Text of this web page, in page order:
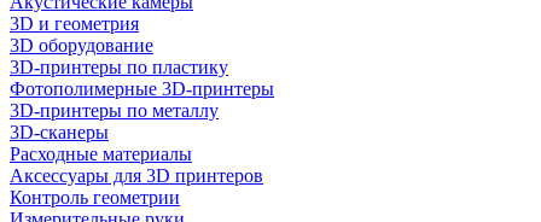
3D и геометрия
3D оборудование
3D-принтеры по пластику
Фотополимерные 3D-принтеры
3D-принтеры по металлу
3D-сканеры
Расходные материалы
Аксессуары для 3D принтеров
Контроль геометрии